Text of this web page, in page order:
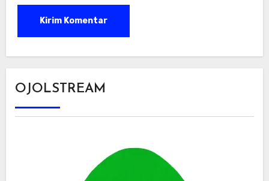
OJOLSTREAM